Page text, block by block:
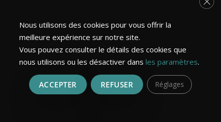
Bois Design Construction ©2026 | Tous droits réservés.
Nous utilisons des cookies pour vous offrir la
meilleure expérience sur notre site.
Vous pouvez consulter le détails des cookies que
nous utilisons ou les désactiver dans les paramètres.
ACCEPTER REFUSER Réglages